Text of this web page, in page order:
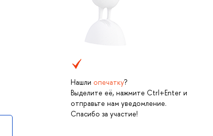
Нашли опечатку?
Выделите её, нажмите Ctrl+Enter и
отправьте нам уведомление.
Спасибо за участие!